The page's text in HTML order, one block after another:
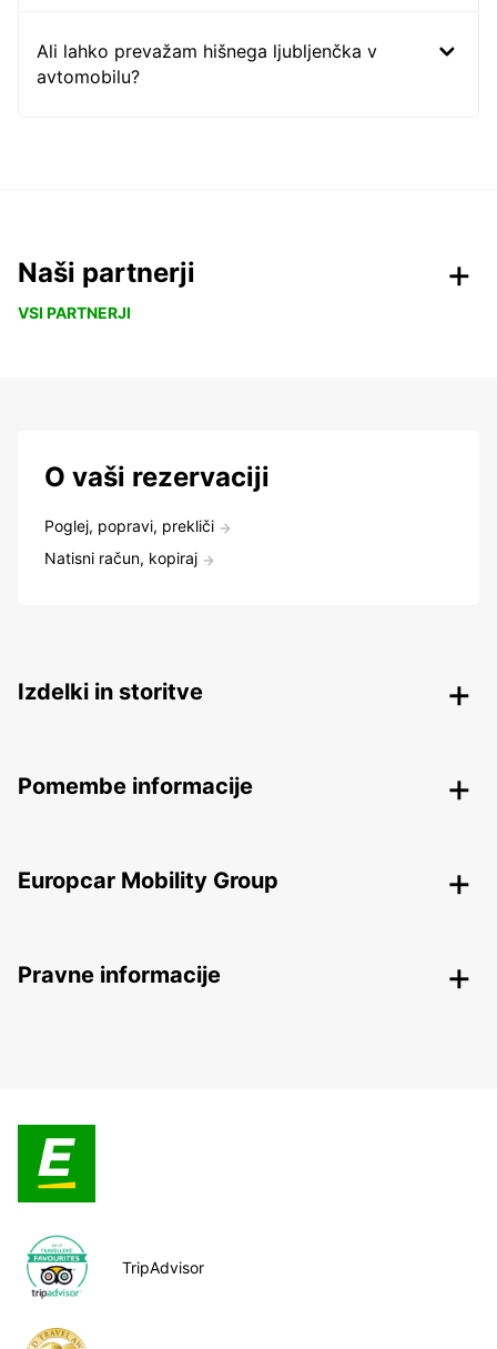
Ali lahko prevažam hišnega ljubljenčka v
avtomobilu?
Naši partnerji
VSI PARTNERJI
O vaši rezervaciji
Poglej, popravi, prekliči
Natisni račun, kopiraj
Izdelki in storitve
Pomembe informacije
Europcar Mobility Group
Pravne informacije
TripAdvisor